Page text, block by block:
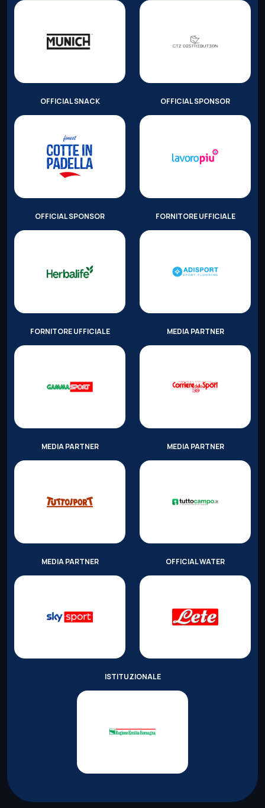
OFFICIAL SNACK OFFICIAL SPONSOR
OFFICIAL SPONSOR FORNITORE UFFICIALE
FORNITORE UFFICIALE MEDIA PARTNER
MEDIA PARTNER MEDIA PARTNER
MEDIA PARTNER OFFICIAL WATER
ISTITUZIONALE